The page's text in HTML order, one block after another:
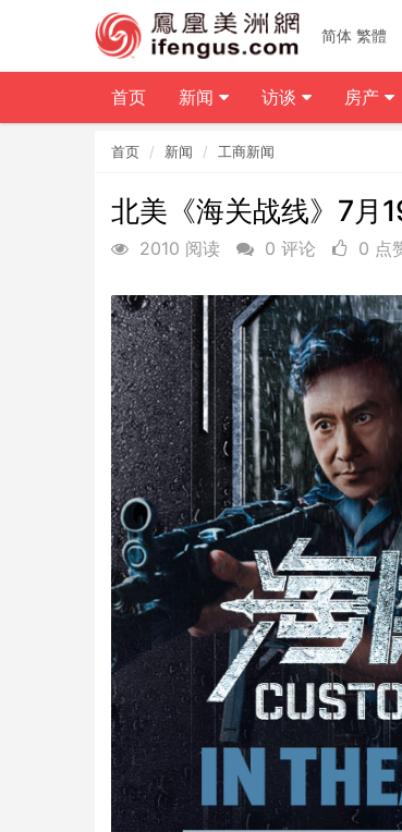
首页 新闻 工商新闻
北美《海关战线》7月
2010 阅读 0 评论 0 点
简体 繁體
首页 新闻 访谈 房产